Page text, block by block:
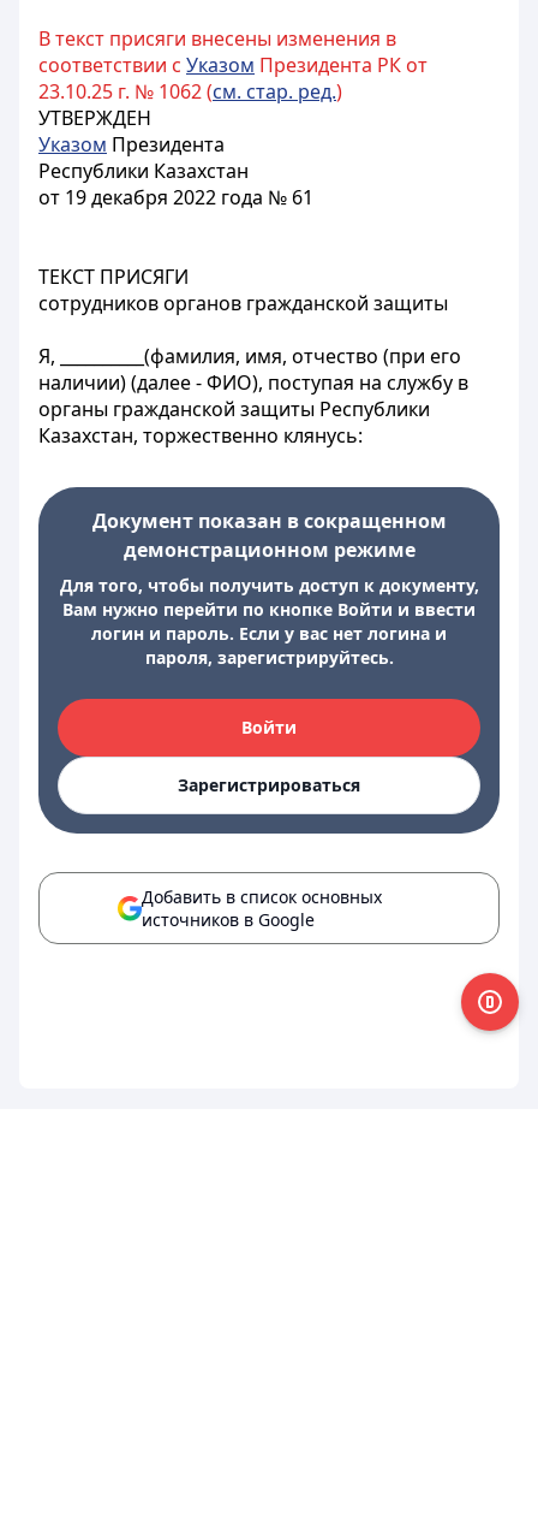
В текст присяги внесены изменения в
соответствии с Указом Президента РК от
23.10.25 г. № 1062 (см. стар. ред.)
УТВЕРЖДЕН
Указом Президента
Республики Казахстан
от 19 декабря 2022 года № 61
ТЕКСТ ПРИСЯГИ
сотрудников органов гражданской защиты
Я, __________(фамилия, имя, отчество (при его
наличии) (далее - ФИО), поступая на службу в
органы гражданской защиты Республики
Казахстан, торжественно клянусь:
Документ показан в сокращенном
демонстрационном режиме
Для того, чтобы получить доступ к документу,
Вам нужно перейти по кнопке Войти и ввести
логин и пароль. Если у вас нет логина и
пароля, зарегистрируйтесь.
Войти
Зарегистрироваться
Добавить в список основных
источников в Google